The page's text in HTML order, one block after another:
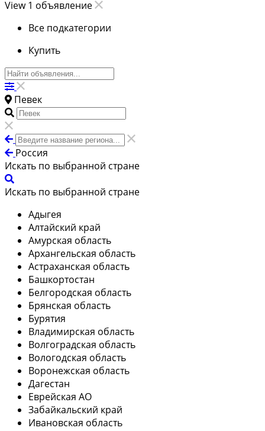
View 1 объявление
Все подкатегории
Купить
Певек
Россия
Искать по выбранной стране
Искать по выбранной стране
Адыгея
Алтайский край
Амурская область
Архангельская область
Астраханская область
Башкортостан
Белгородская область
Брянская область
Бурятия
Владимирская область
Волгоградская область
Вологодская область
Воронежская область
Дагестан
Еврейская АО
Забайкальский край
Ивановская область